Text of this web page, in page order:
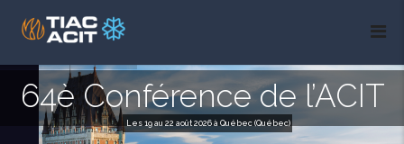
64è Conférence de l’ACIT
Les 19 au 22 août 2026 à Québec (Québec)